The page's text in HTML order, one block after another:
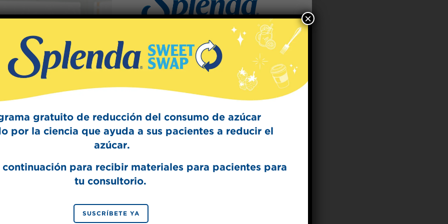
gratuito de reducción del consumo de azúcar
por la ciencia que ayuda a sus pacientes a reducir el
azúcar.
continuación para recibir materiales para pacientes para
tu consultorio.
SUSCRÍBETE YA
×
Sign Up for
The Sweet Dish
Splenda test kitchen.